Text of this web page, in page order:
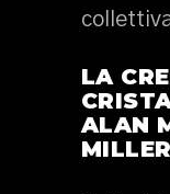
LA
ALAN
MILLER